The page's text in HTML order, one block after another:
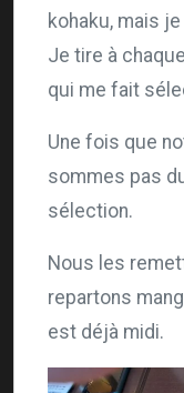
kohaku, mais
Je tire à
qui me fait
Une fois que
sommes pas
sélection.
Nous les
repartons
est déjà midi.